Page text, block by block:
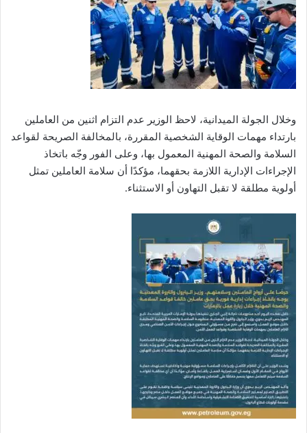
وخلال الجولة الميدانية، لاحظ الوزير عدم التزام اثنين من العاملين
بارتداء مهمات الوقاية الشخصية المقررة، بالمخالفة الصريحة لقواعد
السلامة والصحة المهنية المعمول بها، وعلى الفور وجّه باتخاذ
الإجراءات الإدارية اللازمة بحقهما، مؤكدًا أن سلامة العاملين تمثل
أولوية مطلقة لا تقبل التهاون أو الاستثناء.